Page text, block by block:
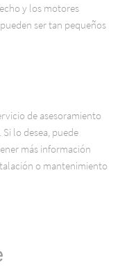
y los motores
ser tan pequeños
de asesoramiento
lo desea, puede
más información
o mantenimiento